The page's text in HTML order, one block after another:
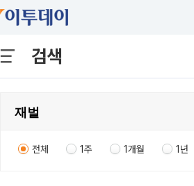
검색
전체 1주 1개월 1년